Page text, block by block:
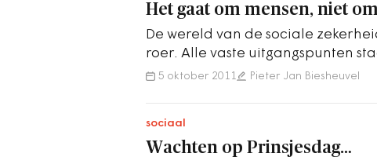
Het gaat om mensen, niet
De wereld van de sociale
roer. Alle vaste uitgangspunten
schroeven. In het gehele…
5 oktober 2011 Pieter Jan Biesheuvel
sociaal
Wachten op Prinsjesdag…